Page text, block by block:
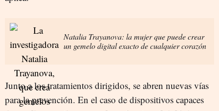
Natalia Trayanova: la mujer que puede crear
un gemelo digital exacto de cualquier corazón
Junto a los tratamientos dirigidos, se abren nuevas vías
para la prevención. En el caso de dispositivos capaces